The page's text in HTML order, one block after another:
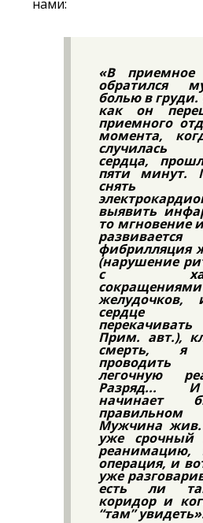
нами:
«В приемное
обратился
болью в
как он
приемного
момента,
случилась
сердца,
пяти минут.
снять
выявить
то мгновение
развивается
фибрилляция
(нарушение
с
сокращениями
желудочков,
сердце
Прим. авт.),
смерть, я
проводить
легочную
Разряд...
начинает
Мужчина
уже срочный
реанимацию,
операция, и
уже
есть ли
коридор и
“там”